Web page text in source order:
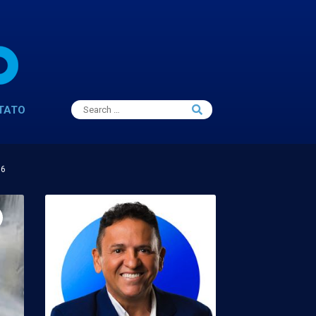
Search
for:
Search